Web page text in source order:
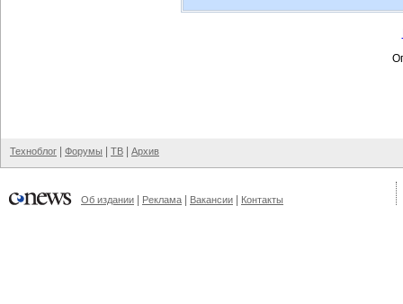
Техноблог Форумы ТВ Архив
Об издании Реклама Вакансии Контакты